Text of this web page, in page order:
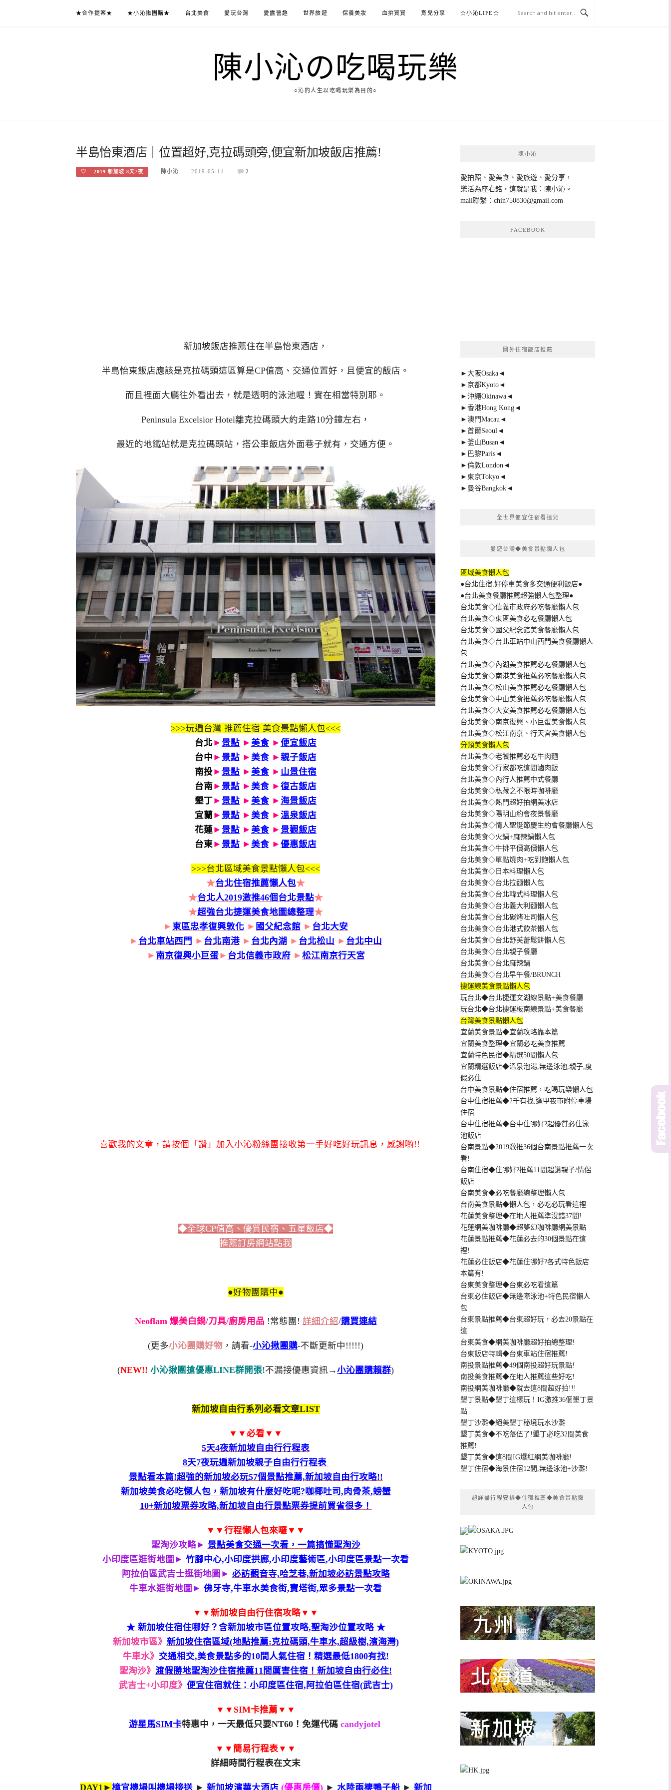
★合作提案★ ★小沁揪團購★ 台北美食 愛玩台灣 愛露營趣 世界旅遊 保養美妝 血拚買買 育兒分享 ☆小沁LIFE☆
陳小沁の吃喝玩樂
○沁的人生以吃喝玩樂為目的○
半島怡東酒店｜位置超好,克拉碼頭旁,便宜新加坡飯店推薦!
♡ 2019 新加坡 8天7夜 陳小沁 2019-05-11 2
新加坡飯店推薦住在半島怡東酒店，
半島怡東飯店應該是克拉碼頭這區算是CP值高、交通位置好，且便宜的飯店。
而且裡面大廳往外看出去，就是透明的泳池喔！實在相當特別耶。
Peninsula Excelsior Hotel離克拉碼頭大約走路10分鐘左右，
最近的地鐵站就是克拉碼頭站，搭公車飯店外面巷子就有，交通方便。
>>>玩遍台灣 推薦住宿 美食景點懶人包<<<
台北► 景點 ► 美食 ► 便宜飯店
台中 ► 景點 ► 美食 ► 親子飯店
南投► 景點 ► 美食 ► 山景住宿
台南► 景點 ► 美食 ► 復古飯店
墾丁► 景點 ► 美食 ► 海景飯店
宜蘭► 景點 ► 美食 ► 溫泉飯店
花蓮► 景點 ► 美食 ► 景觀飯店
台東► 景點 ► 美食 ► 優惠飯店
>>>台北區域美食景點懶人包<<<
★台北住宿推薦懶人包★
★台北人2019激推46個台北景點★
★超強台北捷運美食地圖總整理★
► 東區忠孝復興敦化 ► 國父紀念館 ► 台北大安
► 台北車站西門 ► 台北南港 ► 台北內湖 ► 台北松山 ► 台北中山
► 南京復興小巨蛋► 台北信義市政府► 松江南京行天宮
喜歡我的文章，請按個「讚」加入小沁粉絲團接收第一手好吃好玩訊息，感謝喲!!
◆全球CP值高、優質民宿、五星飯店◆
推薦訂房網站點我
●好物團購中●
Neoflam 爆美白鍋/刀具/廚房用品 !常態團! 詳細介紹/購買連結
(更多小沁團購好物 ，請看-小沁揪團購-不斷更新中!!!!!)
(NEW!! 小沁揪團搶優惠LINE群開張!不漏接優惠資訊→小沁團購賴群)
新加坡自由行系列必看文章LIST
▼▼必看▼▼
5天4夜新加坡自由行行程表
8天7夜玩遍新加坡親子自由行行程表
景點看本篇!超強的新加坡必玩57個景點推薦,新加坡自由行攻略!!
新加坡美食必吃懶人包，新加坡有什麼好吃呢?咖椰吐司,肉骨茶,螃蟹
10+新加坡票券攻略,新加坡自由行景點票券提前買省很多！
▼▼行程懶人包來囉▼▼
聖淘沙攻略► 景點美食交通一次看，一篇搞懂聖淘沙
小印度區逛街地圖► 竹腳中心,小印度拱廊,小印度藝術區,小印度區景點一次看
阿拉伯區武吉士逛街地圖► 必訪觀音寺,哈芝巷,新加坡必訪景點攻略
牛車水逛街地圖► 佛牙寺,牛車水美食街,寶塔街,眾多景點一次看
▼▼新加坡自由行住宿攻略▼▼
★ 新加坡住宿住哪好？含新加坡市區位置攻略,聖淘沙位置攻略 ★
新加坡市區》 新加坡住宿區域(地點推薦:克拉碼頭,牛車水,超級樹,濱海灣)
牛車水》 交通相交,美食景點多的10間人氣住宿！精選最低1800有找!
聖淘沙》 渡假勝地聖淘沙住宿推薦11間厲害住宿！新加坡自由行必住!
武吉士+小印度》 便宜住宿就住：小印度區住宿,阿拉伯區住宿(武吉士)
▼▼SIM卡推薦▼▼
游星馬SIM卡特惠中，一天最低只要NT60！免運代碼 candyjotel
▼▼簡易行程表▼▼
詳細時間行程表在文末
DAY1► 樟宜機場叫機場接送► 新加坡濱華大酒店 (優惠房價)► 水陸兩棲鴨子船► 新加
陳小沁
愛拍照、愛美食、愛旅遊、愛分享，
樂活為座右銘，這就是我：陳小沁。
mail聯繫： chin750830@gmail.com
FACEBOOK
國外住宿飯店推薦
►大阪Osaka◄
►京都Kyoto◄
►沖繩Okinawa◄
►香港Hong Kong◄
►澳門Macau◄
►首爾Seoul◄
►釜山Busan◄
►巴黎Paris◄
►倫敦London◄
►東京Tokyo◄
►曼谷Bangkok◄
全世界便宜住宿看這兒
愛遊台灣◆美食景點懶人包
區域美食懶人包
●台北住宿,好停車美食多交通便利飯店●
●台北美食餐廳推薦超強懶人包整理●
台北美食◇信義市政府必吃餐廳懶人包
台北美食◇東區美食必吃餐廳懶人包
台北美食◇國父紀念館美食餐廳懶人包
台北美食◇台北車站中山西門美食餐廳懶人
包
台北美食◇內湖美食推薦必吃餐廳懶人包
台北美食◇南港美食推薦必吃餐廳懶人包
台北美食◇松山美食推薦必吃餐廳懶人包
台北美食◇中山美食推薦必吃餐廳懶人包
台北美食◇大安美食推薦必吃餐廳懶人包
台北美食◇南京復興、小巨蛋美食懶人包
台北美食◇松江南京、行天宮美食懶人包
分類美食懶人包
台北美食◇老饕推薦必吃牛肉麵
台北美食◇行家都吃這間滷肉飯
台北美食◇內行人推薦中式餐廳
台北美食◇私藏之不限時咖啡廳
台北美食◇熱門超好拍網美冰店
台北美食◇陽明山約會夜景餐廳
台北美食◇情人聖誕節慶生約會餐廳懶人包
台北美食◇火鍋+麻辣鍋懶人包
台北美食◇牛排平價高價懶人包
台北美食◇單點燒肉+吃到飽懶人包
台北美食◇日本料理懶人包
台北美食◇台北拉麵懶人包
台北美食◇台北韓式料理懶人包
台北美食◇台北義大利麵懶人包
台北美食◇台北碳烤吐司懶人包
台北美食◇台北港式飲茶懶人包
台北美食◇台北舒芙蕾鬆餅懶人包
台北美食◇台北親子餐廳
台北美食◇台北麻辣鍋
台北美食◇台北早午餐/BRUNCH
捷運線美食景點懶人包
玩台北◆台北捷運文湖線景點+美食餐廳
玩台北◆台北捷運板南線景點+美食餐廳
台灣美食景點懶人包
宜蘭美食景點◆宜蘭攻略靠本篇
宜蘭美食整理◆宜蘭必吃美食推薦
宜蘭特色民宿◆精選50間懶人包
宜蘭精選飯店◆溫泉泡湯,無邊泳池,親子,度
假必住
台中美食景點◆住宿推薦，吃喝玩樂懶人包
台中住宿推薦◆2千有找,逢甲夜市附停車場
住宿
台中住宿推薦◆台中住哪好?超優質必住泳
池飯店
台南景點◆2019激推36個台南景點推薦一次
看!
台南住宿◆住哪好?推薦11間超讚親子/情侶
飯店
台南美食◆必吃餐廳總整理懶人包
台南美食景點◆懶人包，必吃必玩看這裡
花蓮美食整理◆在地人推薦準沒錯37間!
花蓮網美咖啡廳◆超夢幻咖啡廳網美景點
花蓮景點推薦◆花蓮必去的30個景點在這
裡!
花蓮必住飯店◆花蓮住哪好?各式特色飯店
本篇有!
台東美食整理◆台東必吃看這篇
台東必住飯店◆無邊際泳池+特色民宿懶人
包
台東景點推薦◆台東超好玩，必去20景點在
這
台東美食◆網美咖啡廳超好拍總整理!
台東飯店特輯◆台東車站住宿推薦!
南投景點推薦◆49個南投超好玩景點!
南投美食推薦◆在地人推薦這些好吃!
南投網美咖啡廳◆就去這8間超好拍!!!
墾丁景點◆墾丁這樣玩！IG激推36個墾丁景
點
墾丁沙灘◆絕美墾丁秘境玩水沙灘
墾丁美食◆不吃落伍了!墾丁必吃32間美食
推薦!
墾丁美食◆這8間IG爆紅網美咖啡廳!
墾丁住宿◆海景住宿12間,無邊泳池+沙灘!
超詳盡行程安排◆住宿推薦◆美食景點懶
人包